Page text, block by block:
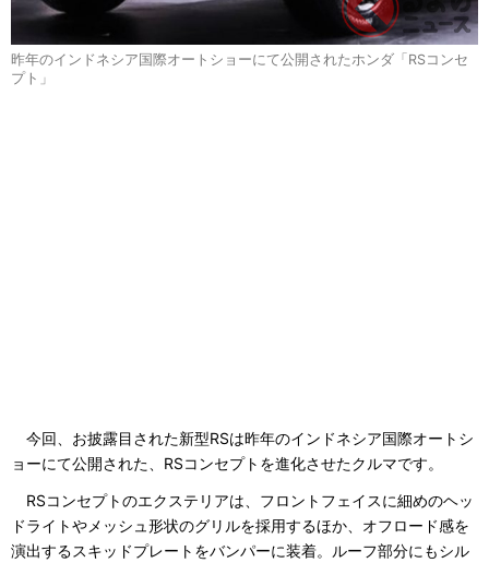
昨年のインドネシア国際オートショーにて公開されたホンダ「RSコンセ
プト」
今回、お披露目された新型RSは昨年のインドネシア国際オートシ
ョーにて公開された、RSコンセプトを進化させたクルマです。
RSコンセプトのエクステリアは、フロントフェイスに細めのヘッ
ドライトやメッシュ形状のグリルを採用するほか、オフロード感を
演出するスキッドプレートをバンパーに装着。ルーフ部分にもシル